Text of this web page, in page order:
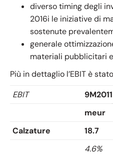
diverso timing degli
2016i le iniziative di
sostenute
generale
materiali pubblicitari
Più in dettaglio l’EBIT è
EBIT
9M2011
meur
Calzature
18.7
4.6%